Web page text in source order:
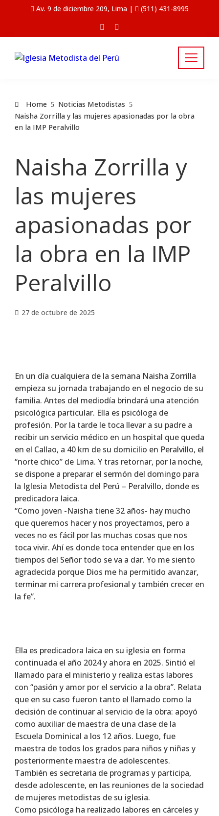
Av. 9 de diciembre 209, Lima | (511) 431-8995
Home
Noticias Metodistas
Naisha Zorrilla y las mujeres apasionadas por la obra
en la IMP Peralvillo
Naisha Zorrilla y
las mujeres
apasionadas por
la obra en la IMP
Peralvillo
27 de octubre de 2025
En un día cualquiera de la semana Naisha Zorrilla
empieza su jornada trabajando en el negocio de su
familia. Antes del mediodía brindará una atención
psicológica particular. Ella es psicóloga de
profesión. Por la tarde le toca llevar a su padre a
recibir un servicio médico en un hospital que queda
en el Callao, a 40 km de su domicilio en Peralvillo, el
“norte chico” de Lima. Y tras retornar, por la noche,
se dispone a preparar el sermón del domingo para
la Iglesia Metodista del Perú – Peralvillo, donde es
predicadora laica.
“Como joven -Naisha tiene 32 años- hay mucho
que queremos hacer y nos proyectamos, pero a
veces no es fácil por las muchas cosas que nos
toca vivir. Ahí es donde toca entender que en los
tiempos del Señor todo se va a dar. Yo me siento
agradecida porque Dios me ha permitido avanzar,
terminar mi carrera profesional y también crecer en
la fe”.
Ella es predicadora laica en su iglesia en forma
continuada el año 2024 y ahora en 2025. Sintió el
llamado para el ministerio y realiza estas labores
con “pasión y amor por el servicio a la obra”. Relata
que en su caso fueron tanto el llamado como la
decisión de continuar al servicio de la obra: apoyó
como auxiliar de maestra de una clase de la
Escuela Dominical a los 12 años. Luego, fue
maestra de todos los grados para niños y niñas y
posteriormente maestra de adolescentes.
También es secretaria de programas y participa,
desde adolescente, en las reuniones de la sociedad
de mujeres metodistas de su iglesia.
Como psicóloga ha realizado labores en cárceles y